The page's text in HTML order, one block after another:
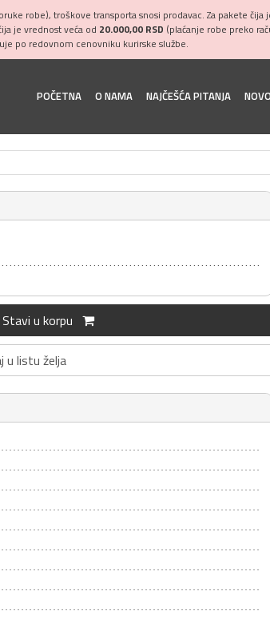
robe), troškove transporta snosi prodavac. Za pakete
je vrednost veća od 20.000,00 RSD (plaćanje robe preko
po redovnom cenovniku kurirske službe.
POČETNA O NAMA NAJČEŠĆA PITANJA
Stavi u korpu
u listu želja